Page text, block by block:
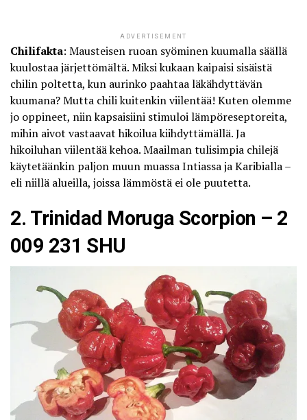
ADVERTISEMENT
Chilifakta: Mausteisen ruoan syöminen kuumalla säällä
kuulostaa järjettömältä. Miksi kukaan kaipaisi sisäistä
chilin poltetta, kun aurinko paahtaa läkähdyttävän
kuumana? Mutta chili kuitenkin viilentää! Kuten olemme
jo oppineet, niin kapsaisiini stimuloi lämpöreseptoreita,
mihin aivot vastaavat hikoilua kiihdyttämällä. Ja
hikoiluhan viilentää kehoa. Maailman tulisimpia chilejä
käytetäänkin paljon muun muassa Intiassa ja Karibialla –
eli niillä alueilla, joissa lämmöstä ei ole puutetta.
2. Trinidad Moruga Scorpion – 2
009 231 SHU